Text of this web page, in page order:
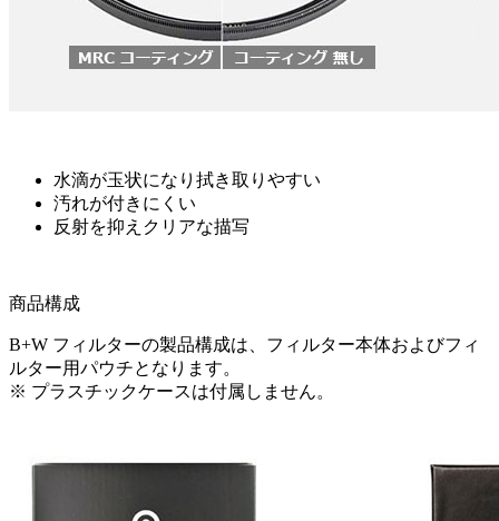
水滴が玉状になり拭き取りやすい
汚れが付きにくい
反射を抑えクリアな描写
商品構成
B+W フィルターの製品構成は、フィルター本体およびフィ
ルター用パウチとなります。
※ プラスチックケースは付属しません。